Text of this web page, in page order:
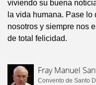
viviendo su buena
la vida humana. Pase
nosotros y siempre nos
de total felicidad.
Fray Manuel
Convento de Santo